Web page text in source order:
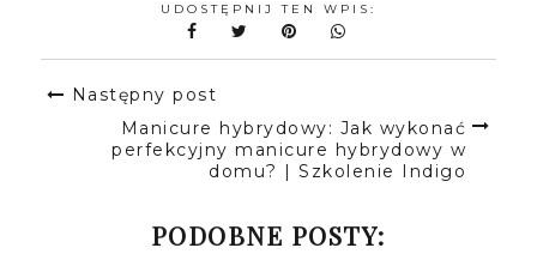
UDOSTĘPNIJ TEN WPIS:
Następny post
Manicure hybrydowy: Jak wykonać
perfekcyjny manicure hybrydowy w
domu? | Szkolenie Indigo
PODOBNE POSTY: